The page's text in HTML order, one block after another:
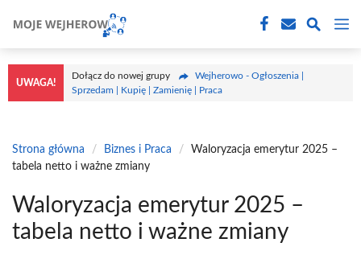
treści
UWAGA!
Dołącz do nowej grupy
Wejherowo - Ogłoszenia |
Sprzedam | Kupię | Zamienię | Praca
Strona główna / Biznes i Praca /
Waloryzacja emerytur 2025 –
tabela netto i ważne zmiany
Waloryzacja emerytur 2025 –
tabela netto i ważne zmiany